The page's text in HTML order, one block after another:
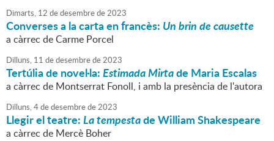
Dimarts, 12 dedesembrede2023
Converses a la carta en francès: Un brin de causette
a càrrec de Carme Porcel
Dilluns, 11 dedesembrede2023
Tertúlia de novel·la:Estimada Mirtade Maria Escalas
a càrrec de Montserrat Fonoll, i amb la presència de l'autora
Dilluns,4dedesembrede2023
Llegir el teatre:La tempestade William Shakespeare
a càrrec de Mercè Boher